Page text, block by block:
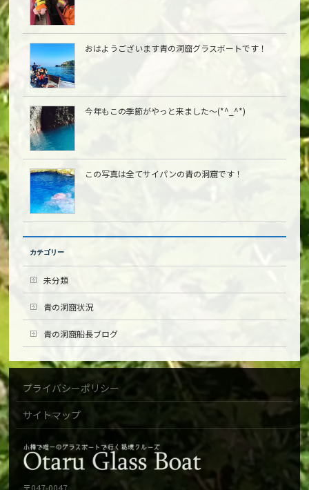
おはようございます青の洞窟グラスボートです！
今年もこの季節がやっと来ました〜(*^_^*)
この写真は全てサイパンの青の洞窟です！
カテゴリー
未分類
青の洞窟状況
青の洞窟船長ブログ
プライバシーポリシー
サイトマップ
〒047-0047